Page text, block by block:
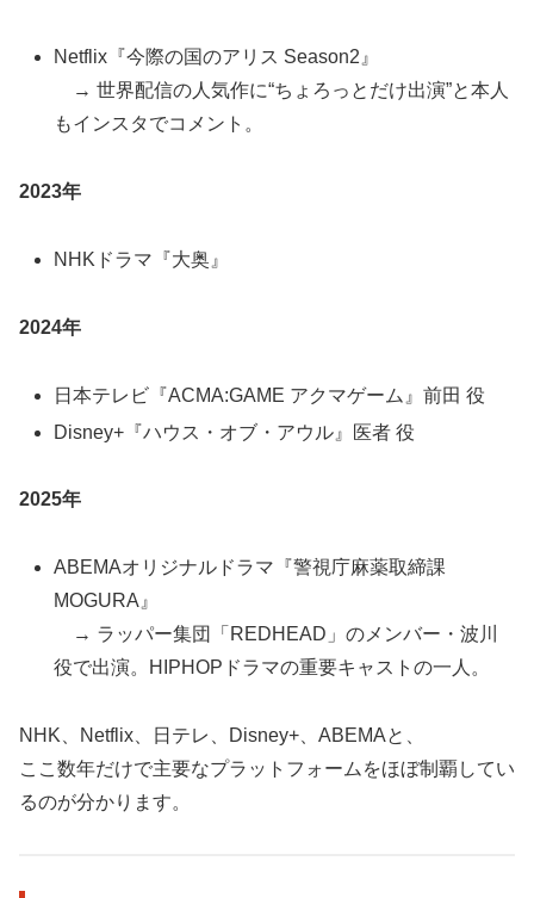
Netflix『今際の国のアリス Season2』
→ 世界配信の人気作に“ちょろっとだけ出演”と本人
もインスタでコメント。
2023年
NHKドラマ『大奥』
2024年
日本テレビ『ACMA:GAME アクマゲーム』前田 役
Disney+『ハウス・オブ・アウル』医者 役
2025年
ABEMAオリジナルドラマ『警視庁麻薬取締課
MOGURA』
→ ラッパー集団「REDHEAD」のメンバー・波川
役で出演。HIPHOPドラマの重要キャストの一人。
NHK、Netflix、日テレ、Disney+、ABEMAと、
ここ数年だけで主要なプラットフォームをほぼ制覇してい
るのが分かります。